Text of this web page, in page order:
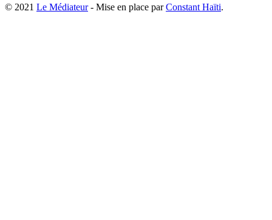
© 2021 Le Médiateur- Mise en place parConstant Haïti.